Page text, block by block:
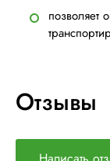
позволяет
Отзывы